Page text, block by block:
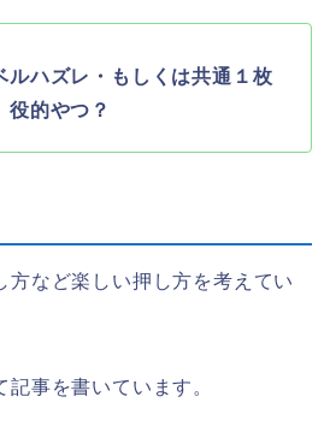
ルハズレ・もしくは共通１枚
役的やつ？
方など楽しい押し方を考えてい
事を書いています。